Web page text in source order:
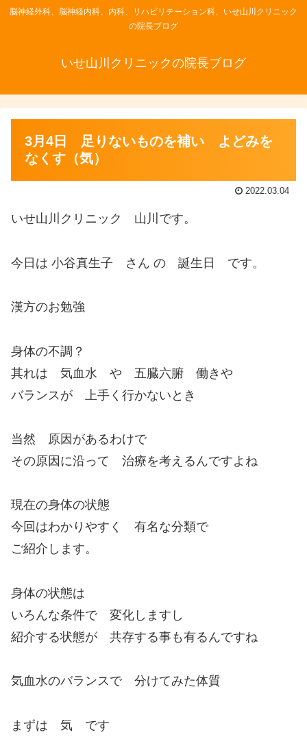
脳神経外科、脳神経内科、内科、リハビリテーション科、いせ山川クリニック
の院長ブログ
いせ山川クリニックの院長ブログ
3月4日 足りないものを補い よどみを
なくす（気）
2022.03.04
いせ山川クリニック 山川です。
今日は 小谷真生子 さん の 誕生日 です。
漢方のお勉強
身体の不調？
其れは 気血水 や 五臓六腑 働きや
バランスが 上手く行かないとき
当然 原因があるわけで
その原因に沿って 治療を考えるんですよね
現在の身体の状態
今回はわかりやすく 有名な分類で
ご紹介します。
身体の状態は
いろんな条件で 変化しますし
紹介する状態が 共存する事も有るんですね
気血水のバランスで 分けてみた体質
まずは 気 です